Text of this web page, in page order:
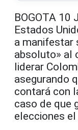
BOGOTA 10
Estados
a manifestar
absoluto» al
liderar
asegurando
contará con
caso de que
elecciones